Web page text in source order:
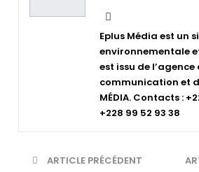
Eplus Média est un
environnementale
est issu de l’agence
communication et
MÉDIA. Contacts :
+228 99 52 93 38
ARTICLE PRÉCÉDENT